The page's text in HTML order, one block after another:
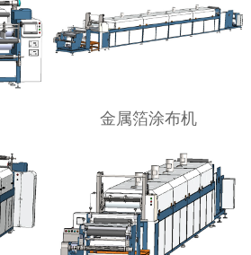
金属箔涂布机